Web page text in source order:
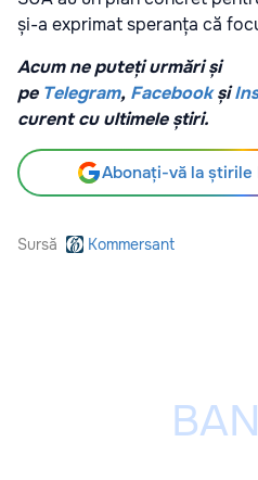
și-a exprimat speranța că
Acum ne puteți urmări și
pe Telegram, Facebook și
curent cu ultimele știri.
Abonați-vă la știrile
Sursă Kommersant